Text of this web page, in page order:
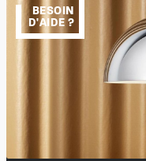
BESOIN
D'AIDE ?